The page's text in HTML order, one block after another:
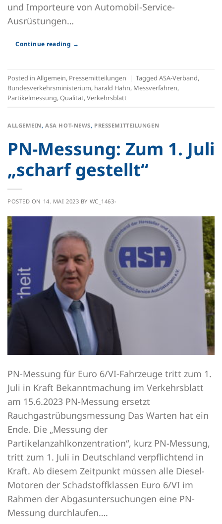
und Importeure von Automobil-Service-
Ausrüstungen…
Continue reading →
Posted in Allgemein, Pressemitteilungen | Tagged ASA-Verband,
Bundesverkehrsministerium, harald Hahn, Messverfahren,
Partikelmessung,Qualität,Verkehrsblatt
ALLGEMEIN ,ASA HOT-NEWS, PRESSEMITTEILUNGEN
PN-Messung: Zum 1. Juli
„scharf gestellt“
POSTED ON 14. MAI 2023 BY WC_1463-
PN-Messung für Euro 6/VI-Fahrzeuge tritt zum 1.
Juli in Kraft Bekanntmachung im Verkehrsblatt
am 15.6.2023 PN-Messung ersetzt
Rauchgastrübungsmessung Das Warten hat ein
Ende. Die „Messung der
Partikelanzahlkonzentration“, kurz PN-Messung,
tritt zum 1. Juli in Deutschland verpflichtend in
Kraft. Ab diesem Zeitpunkt müssen alle Diesel-
Motoren der Schadstoffklassen Euro 6/VI im
Rahmen der Abgasuntersuchungen eine PN-
Messung durchlaufen….